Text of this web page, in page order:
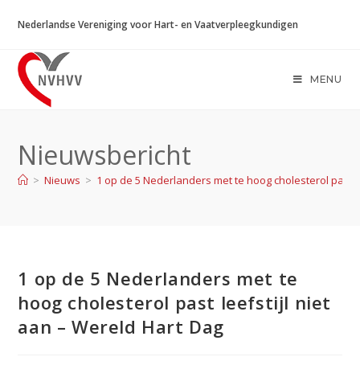
naar
inhoud
Nederlandse Vereniging voor Hart- en Vaatverpleegkundigen
MENU
Nieuwsbericht
> Nieuws > 1 op de 5 Nederlanders met te hoog cholesterol past
1 op de 5 Nederlanders met te
hoog cholesterol past leefstijl niet
aan – Wereld Hart Dag